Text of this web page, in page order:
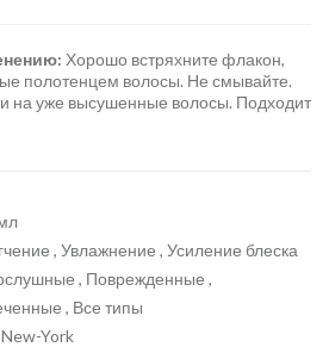
Хорошо встряхните флакон,
полотенцем волосы. Не смывайте.
на уже высушенные волосы. Подходит
, Увлажнение , Усиление блеска
, Поврежденные ,
, Все типы
York